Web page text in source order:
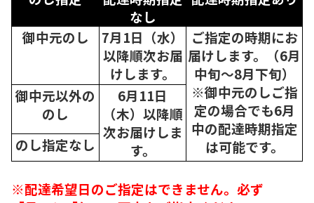
なし
御中元のし
7月1日（水）
以降順次お届
けします。
ご指定の時期にお
届けします。（6月
中旬～8月下旬）
※御中元のしご指
定の場合でも6月
中の配達時期指定
は可能です。
御中元以外の
のし
6月11日
（木）以降順
次お届けしま
す。
のし指定なし
※配達希望日のご指定はできません。必ず